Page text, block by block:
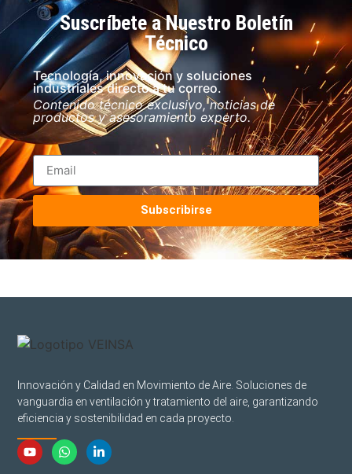
Suscríbete a Nuestro Boletín
Técnico
Tecnología, innovación y soluciones
industriales directo a tu correo.
Contenido técnico exclusivo, noticias de
productos y asesoramiento experto.
Subscribirse
Innovación y Calidad en Movimiento de Aire. Soluciones de
vanguardia en ventilación y tratamiento del aire, garantizando
eficiencia y sostenibilidad en cada proyecto.